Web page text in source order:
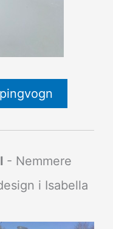
- Nemmere
i Isabella